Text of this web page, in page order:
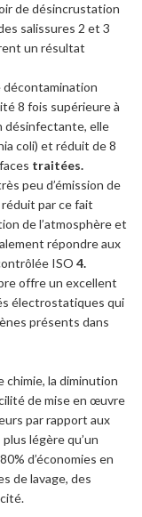
de désincrustation
salissures 2 et 3
un résultat
décontamination
8 fois supérieure à
désinfectante, elle
coli) et réduit de 8
traitées.
peu d’émission de
par ce fait
de l’atmosphère et
répondre aux
ISO 4.
offre un excellent
électrostatiques qui
présents dans
chimie, la diminution
de mise en œuvre
par rapport aux
légère qu’un
d’économies en
de lavage, des